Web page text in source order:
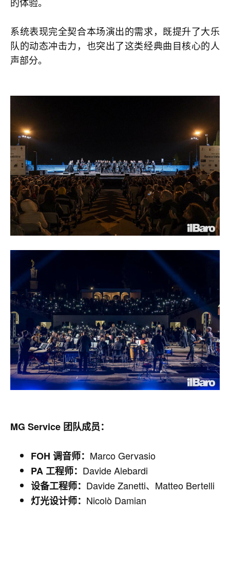
系统表现完全契合本场演出的需求，既提升了大乐
队的动态冲击力，也突出了这类经典曲目核心的人
声部分。
MG Service 团队成员：
FOH 调音师： Marco Gervasio
PA 工程师： Davide Alebardi
设备工程师： Davide Zanetti、Matteo Bertelli
灯光设计师： Nicolò Damian